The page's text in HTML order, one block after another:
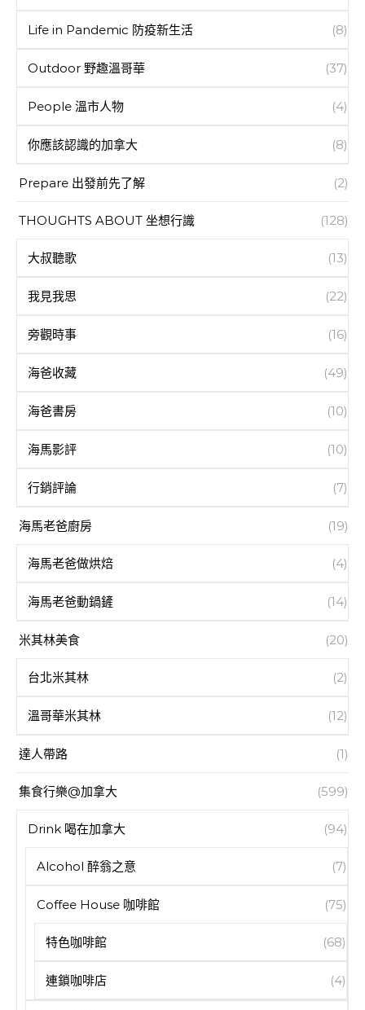
Life in Pandemic 防疫新生活 (8)
Outdoor 野趣溫哥華 (37)
People 溫市人物 (4)
你應該認識的加拿大 (8)
Prepare 出發前先了解 (2)
THOUGHTS ABOUT 坐想行識 (128)
大叔聽歌 (13)
我見我思 (22)
旁觀時事 (16)
海爸收藏 (49)
海爸書房 (10)
海馬影評 (10)
行銷評論 (7)
海馬老爸廚房 (19)
海馬老爸做烘焙 (4)
海馬老爸動鍋鏟 (14)
米其林美食 (20)
台北米其林 (2)
溫哥華米其林 (12)
達人帶路 (1)
集食行樂@加拿大 (599)
Drink 喝在加拿大 (94)
Alcohol 醉翁之意 (7)
Coffee House 咖啡館 (75)
特色咖啡館 (68)
連鎖咖啡店 (4)